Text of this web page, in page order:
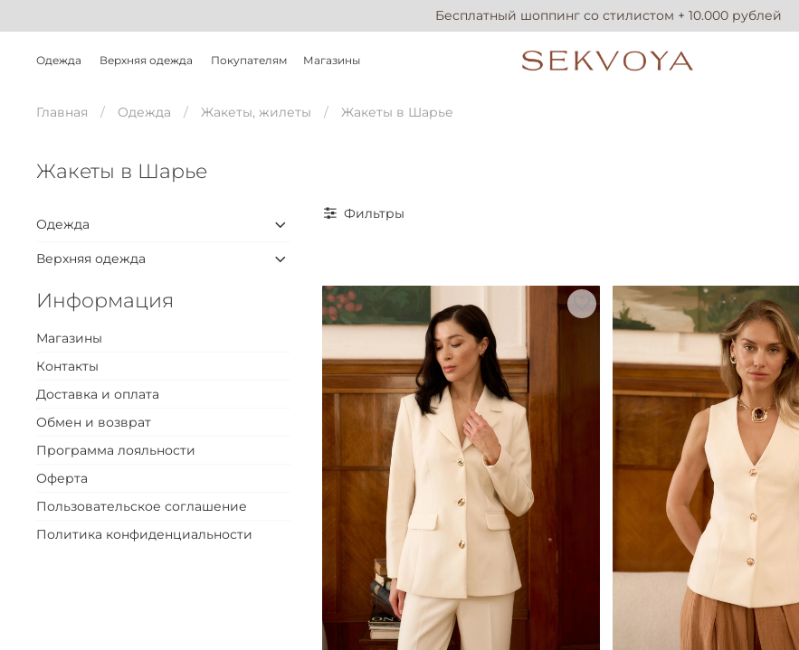
Бесплатный шоппинг со стилистом + 10.000 рублей
Одежда Верхняя одежда Покупателям Магазины
Главная Одежда Жакеты, жилеты Жакеты в Шарье
Жакеты в Шарье
Фильтры
Одежда
Верхняя одежда
Информация
Магазины
Контакты
Доставка и оплата
Обмен и возврат
Программа лояльности
Оферта
Пользовательское соглашение
Политика конфиденциальности